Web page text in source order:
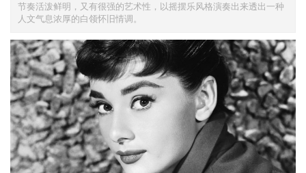
节奏活泼鲜明，又有很强的艺术性，以摇摆乐风格演奏出来透出一种
人文气息浓厚的白领怀旧情调。